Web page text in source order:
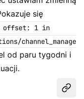
się
offset: 1 in
channel_manage
od paru tygodni i